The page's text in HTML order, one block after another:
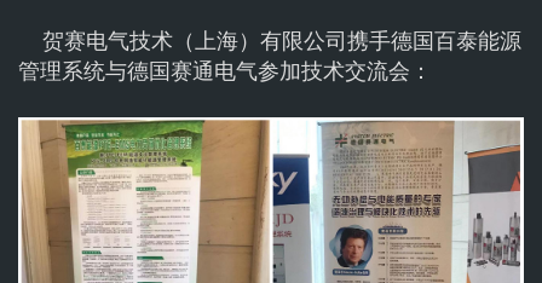
贺赛电气技术（上海）有限公司携手德国百泰能源
管理系统与德国赛通电气参加技术交流会：